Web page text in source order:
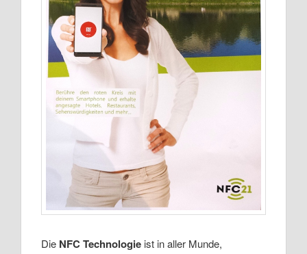
Die NFC Technologie ist in aller Munde,